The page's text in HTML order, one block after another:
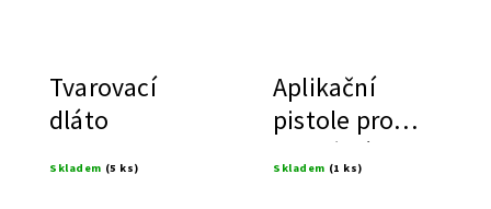
Tvarovací
dláto
Skladem (5 ks)
Aplikační
pistole pro
helikální
Skladem (1 ks)